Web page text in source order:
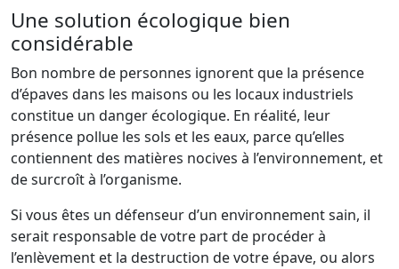
Une solution écologique bien
considérable
Bon nombre de personnes ignorent que la présence
d’épaves dans les maisons ou les locaux industriels
constitue un danger écologique. En réalité, leur
présence pollue les sols et les eaux, parce qu’elles
contiennent des matières nocives à l’environnement, et
de surcroît à l’organisme.
Si vous êtes un défenseur d’un environnement sain, il
serait responsable de votre part de procéder à
l’enlèvement et la destruction de votre épave, ou alors